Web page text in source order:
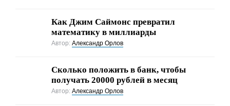
Как Джим Саймонс превратил
математику в миллиарды
Автор:Александр Орлов
Сколько положить в банк, чтобы
получать 20000 рублей в месяц
Автор:Александр Орлов